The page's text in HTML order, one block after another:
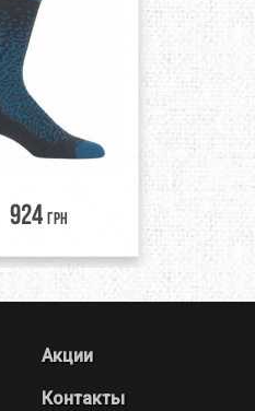
924 грн
Акции
Контакты